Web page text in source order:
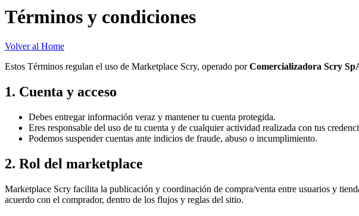
Términos y condiciones
Volver al Home
Estos Términos regulan el uso de Marketplace Scry, operado porComercializadora Scry
1. Cuenta y acceso
Debes entregar información veraz y mantener tu cuenta protegida.
Eres responsable del uso de tu cuenta y de cualquier actividad realizada con tus
Podemos suspender cuentas ante indicios de fraude, abuso o incumplimiento.
2. Rol del marketplace
Marketplace Scry facilita la publicación y coordinación de compra/venta entre usuarios y
acuerdo con el comprador, dentro de los flujos y reglas del sitio.